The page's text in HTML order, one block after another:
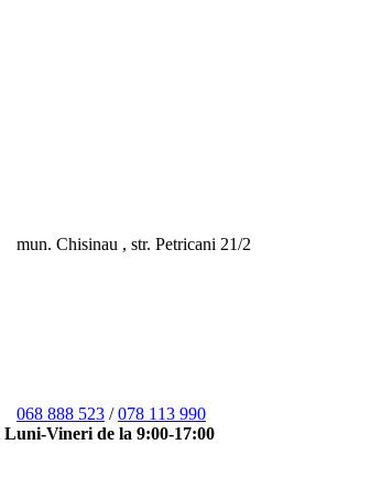
mun. Chisinau , str. Petricani 21/2
068 888 523 /078 113 990
Luni-Vineri de la 9:00-17:00